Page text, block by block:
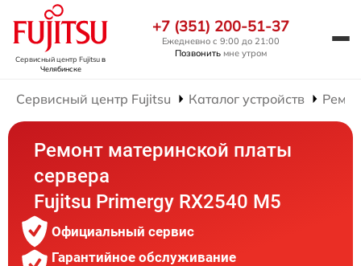
Сервисный центр Fujitsuв
Челябинске
+7 (351) 200-51-37
Ежедневно с 9:00 до 21:00
Позвонить мне утром
Сервисный центр Fujitsu Каталог устройств
Ремонт материнской платы
сервера
Fujitsu Primergy RX2540 M5
Официальный сервис
Гарантийное обслуживание